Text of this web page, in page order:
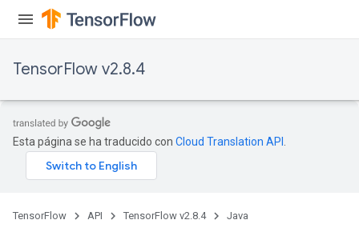
TensorFlow v2.8.4
Esta página se ha traducido con Cloud Translation API
TensorFlow API TensorFlow v2.8.4 Java